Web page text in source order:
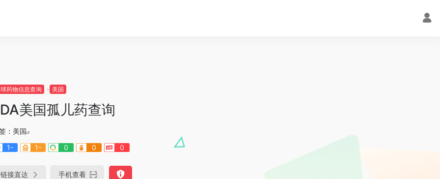
药物信息查询 美国
美国孤儿药查询
： 美国
1-
1- 0 0 0
链接直达 手机查看